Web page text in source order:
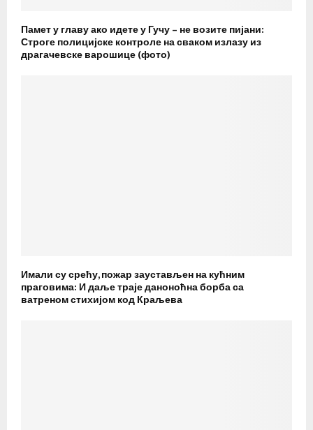
Памет у главу ако идете у Гучу – не возите пијани:
Строге полицијске контроле на сваком излазу из
драгачевске варошице (фото)
Имали су срећу, пожар заустављен на кућним
праговима: И даље траје даноноћна борба са
ватреном стихијом код Краљева